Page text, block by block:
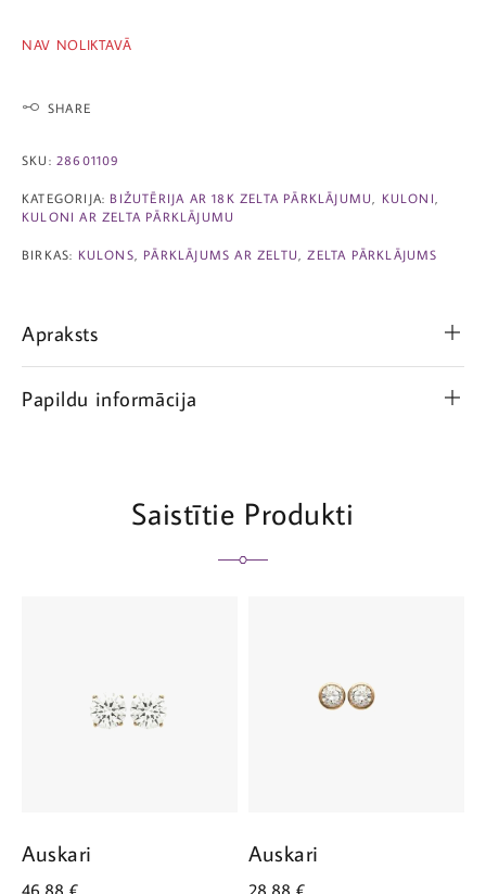
NAV NOLIKTAVĀ
SHARE
SKU: 28601109
KATEGORIJA: BIŽUTĒRIJA AR 18K ZELTA PĀRKLĀJUMU KULONI
KULONI AR ZELTA PĀRKLĀJUMU
BIRKAS: KULONS PĀRKLĀJUMS AR ZELTU ZELTA PĀRKLĀJUMS
Apraksts
Papildu informācija
Saistītie Produkti
Auskari
46.88 €
Auskari
28.88 €